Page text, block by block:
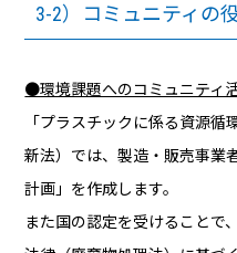
3-2）コミュニティの
●環境課題へのコミュニティ
「プラスチックに係る資源
新法）では、製造・販売事業
計画」を作成します。
また国の認定を受けることで